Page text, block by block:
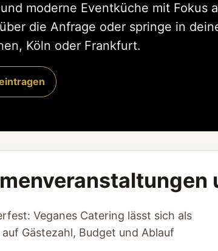
moderne Eventküche mit Fokus
die Anfrage oder springe in
Köln oder Frankfurt.
Veganes Catering lässt sich als
Gästezahl, Budget und Ablauf